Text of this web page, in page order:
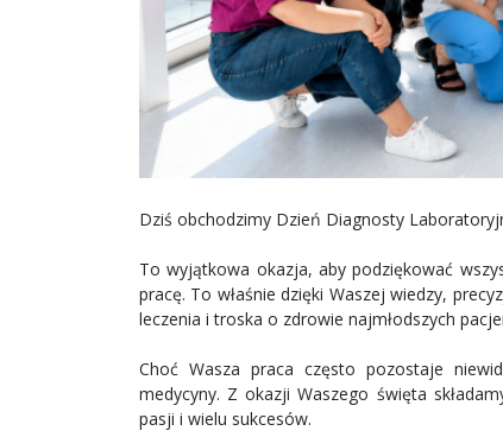
Dziś obchodzimy Dzień Diagnosty
To wyjątkowa okazja, aby podziękować
pracę. To właśnie dzięki Waszej wiedzy,
leczenia i troska o zdrowie najmłodszych
Choć Wasza praca często pozostaje
medycyny. Z okazji Waszego święta
pasji i wielu sukcesów.